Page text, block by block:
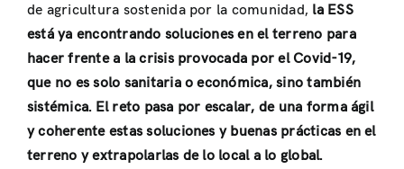
de agricultura sostenida por la comunidad, la ESS
está ya encontrando soluciones en el terreno para
hacer frente a la crisis provocada por el Covid-19,
que no es solo sanitaria o económica, sino también
sistémica. El reto pasa por escalar, de una forma ágil
y coherente estas soluciones y buenas prácticas en el
terreno y extrapolarlas de lo local a lo global.